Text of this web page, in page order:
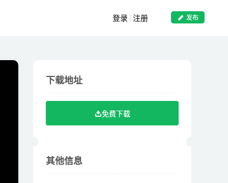
发布
登录 注册
免费下载
下载地址
免费下载
其他信息